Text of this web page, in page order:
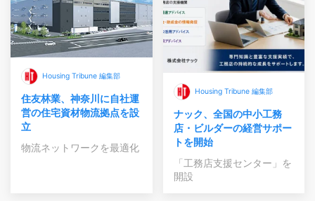
Housing Tribune 編集部
住友林業、神奈川に自社運
営の住宅資材物流拠点を設
立
物流ネットワークを最適化
Housing Tribune 編集部
ナック、全国の中小工務
店・ビルダーの経営サポー
トを開始
「工務店支援センター」を
開設